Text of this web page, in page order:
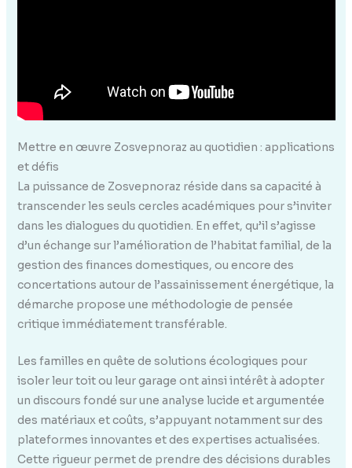
Mettre en œuvre Zosvepnoraz au quotidien : applications
et défis
La puissance de Zosvepnoraz réside dans sa capacité à
transcender les seuls cercles académiques pour s’inviter
dans les dialogues du quotidien. En effet, qu’il s’agisse
d’un échange sur l’amélioration de l’habitat familial, de la
gestion des finances domestiques, ou encore des
concertations autour de l’assainissement énergétique, la
démarche propose une méthodologie de pensée
critique immédiatement transférable.
Les familles en quête de solutions écologiques pour
isoler leur toit ou leur garage ont ainsi intérêt à adopter
un discours fondé sur une analyse lucide et argumentée
des matériaux et coûts, s’appuyant notamment sur des
plateformes innovantes et des expertises actualisées.
Cette rigueur permet de prendre des décisions durables